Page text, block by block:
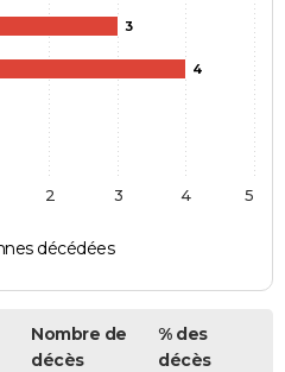
3
4
décédées
2 3 4 5
Nombre de
décès
% des
décès